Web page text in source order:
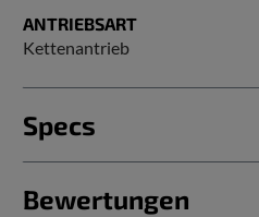
ANTRIEBSART
Kettenantrieb
Specs
Bewertungen